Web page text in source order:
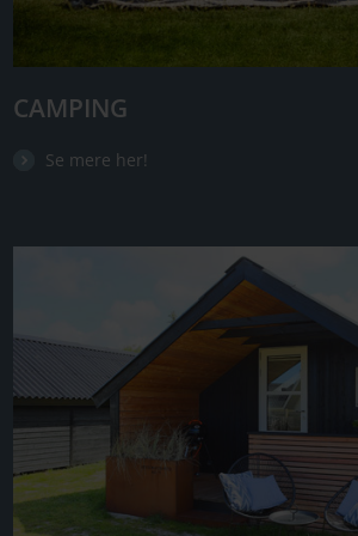
CAMPING
Se mere her!